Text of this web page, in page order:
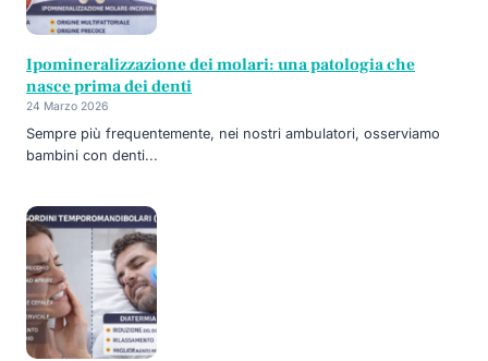
Ipomineralizzazione dei molari: una patologia che
nasce prima dei denti
24 Marzo 2026
Sempre più frequentemente, nei nostri ambulatori, osserviamo
bambini con denti...